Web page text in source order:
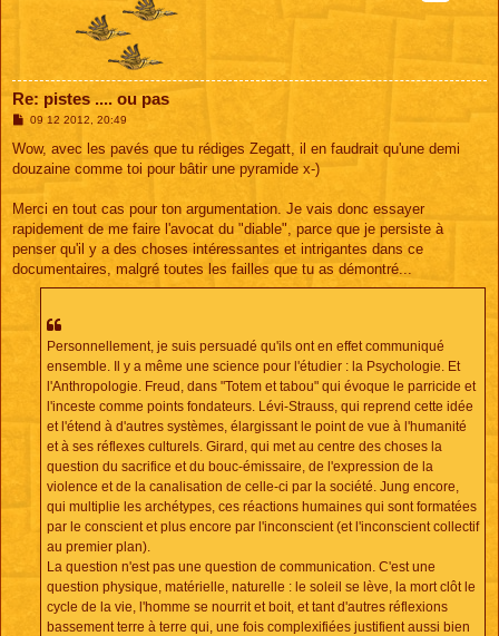
Re: pistes .... ou pas
M
s
a
09 12 2012, 20:49
Wow, avec les pavés que tu rédiges Zegatt, il en faudrait qu'une demi
douzaine comme toi pour bâtir une pyramide x-)
Merci en tout cas pour ton argumentation. Je vais donc essayer
rapidement de me faire l'avocat du "diable", parce que je persiste à
penser qu'il y a des choses intéressantes et intrigantes dans ce
documentaires, malgré toutes les failles que tu as démontré...
Personnellement, je suis persuadé qu'ils ont en effet communiqué
ensemble. Il y a même une science pour l'étudier : la Psychologie. Et
l'Anthropologie. Freud, dans "Totem et tabou" qui évoque le parricide et
l'inceste comme points fondateurs. Lévi-Strauss, qui reprend cette idée
et l'étend à d'autres systèmes, élargissant le point de vue à l'humanité
et à ses réflexes culturels. Girard, qui met au centre des choses la
question du sacrifice et du bouc-émissaire, de l'expression de la
violence et de la canalisation de celle-ci par la société. Jung encore,
qui multiplie les archétypes, ces réactions humaines qui sont formatées
par le conscient et plus encore par l'inconscient (et l'inconscient collectif
au premier plan).
La question n'est pas une question de communication. C'est une
question physique, matérielle, naturelle : le soleil se lève, la mort clôt le
cycle de la vie, l'homme se nourrit et boit, et tant d'autres réflexions
bassement terre à terre qui, une fois complexifiées justifient aussi bien